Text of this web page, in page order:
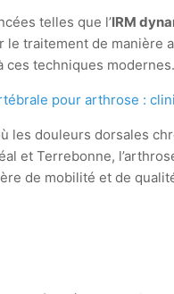
telles que l’IRM
traitement de manière
ces techniques modernes.
pour arthrose :
les douleurs dorsales
et Terrebonne,
de mobilité et de